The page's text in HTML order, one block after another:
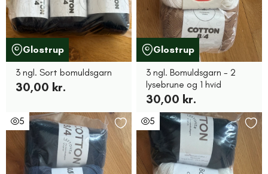
Glostrup
3 ngl. Sort bomuldsgarn
30,00 kr.
Glostrup
3 ngl. Bomuldsgarn - 2
lysebrune og 1 hvid
30,00 kr.
5 5